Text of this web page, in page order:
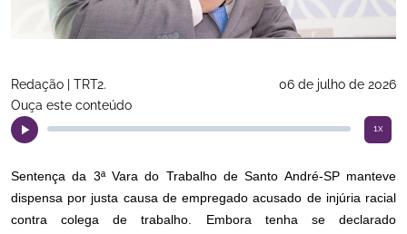
Redação | TRT2.
06 de julho de 2026
Ouça este conteúdo
1x
Sentença da 3ª Vara do Trabalho de Santo André-SP manteve
dispensa por justa causa de empregado acusado de injúria racial
contra colega de trabalho. Embora tenha se declarado